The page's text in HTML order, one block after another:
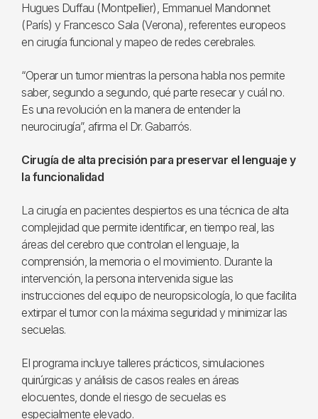
Hugues Duffau (Montpellier), Emmanuel Mandonnet
(París) y Francesco Sala (Verona), referentes europeos
en cirugía funcional y mapeo de redes cerebrales.
“Operar un tumor mientras la persona habla nos permite
saber, segundo a segundo, qué parte resecar y cuál no.
Es una revolución en la manera de entender la
neurocirugía”, afirma el Dr. Gabarrós.
Cirugía de alta precisión para preservar el lenguaje y
la funcionalidad
La cirugía en pacientes despiertos es una técnica de alta
complejidad que permite identificar, en tiempo real, las
áreas del cerebro que controlan el lenguaje, la
comprensión, la memoria o el movimiento. Durante la
intervención, la persona intervenida sigue las
instrucciones del equipo de neuropsicología, lo que facilita
extirpar el tumor con la máxima seguridad y minimizar las
secuelas.
El programa incluye talleres prácticos, simulaciones
quirúrgicas y análisis de casos reales en áreas
elocuentes, donde el riesgo de secuelas es
especialmente elevado.